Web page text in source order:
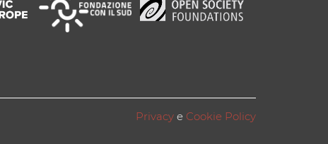
Privacy e Cookie Policy